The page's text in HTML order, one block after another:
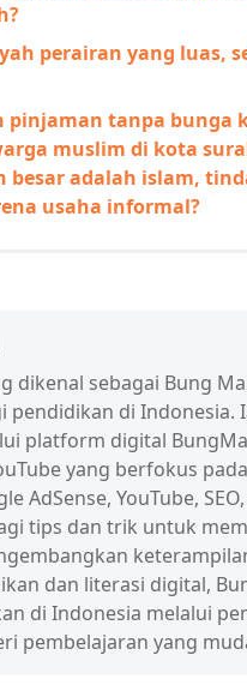
perairan yang luas,
pinjaman tanpa bunga
muslim di kota
besar adalah islam,
usaha informal?
dikenal sebagai Bung
pendidikan di Indonesia.
platform digital
yang berfokus
AdSense, YouTube,
tips dan trik untuk
dan literasi digital,
di Indonesia melalui
pembelajaran yang